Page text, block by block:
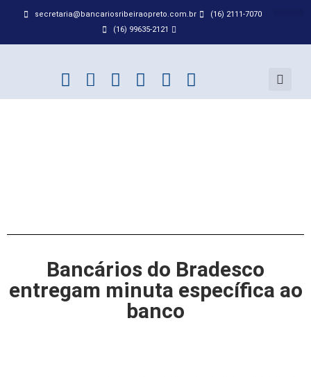
secretaria@bancariosribeiraopreto.com.br
(16) 2111-7070
(16) 99635-2121
Bancários do Bradesco
entregam minuta específica ao
banco